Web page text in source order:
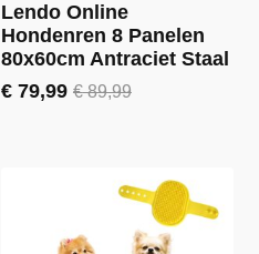
Lendo Online
Hondenren 8 Panelen
80x60cm Antraciet Staal
€89,99
Oorspronkelijke
€ 79,99
Huidige